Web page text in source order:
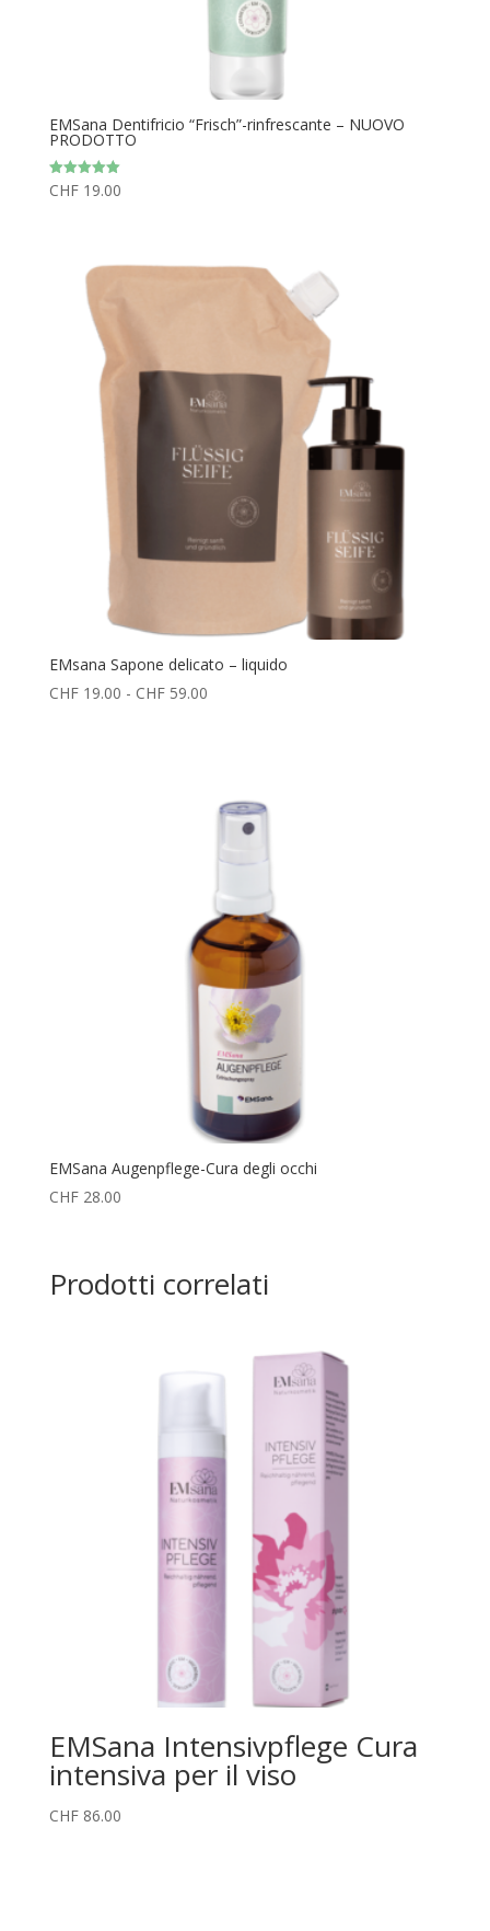
EMSana Dentifricio “Frisch”-rinfrescante – NUOVO
PRODOTTO
Valutato
5.00
CHF19.00
EMsana Sapone delicato – liquido
CHF19.00 - CHF59.00Fascia
CHF 59.00
EMSana Augenpflege-Cura degli occhi
CHF28.00
Prodotti correlati
EMSana Intensivpflege Cura
intensiva per il viso
CHF86.00